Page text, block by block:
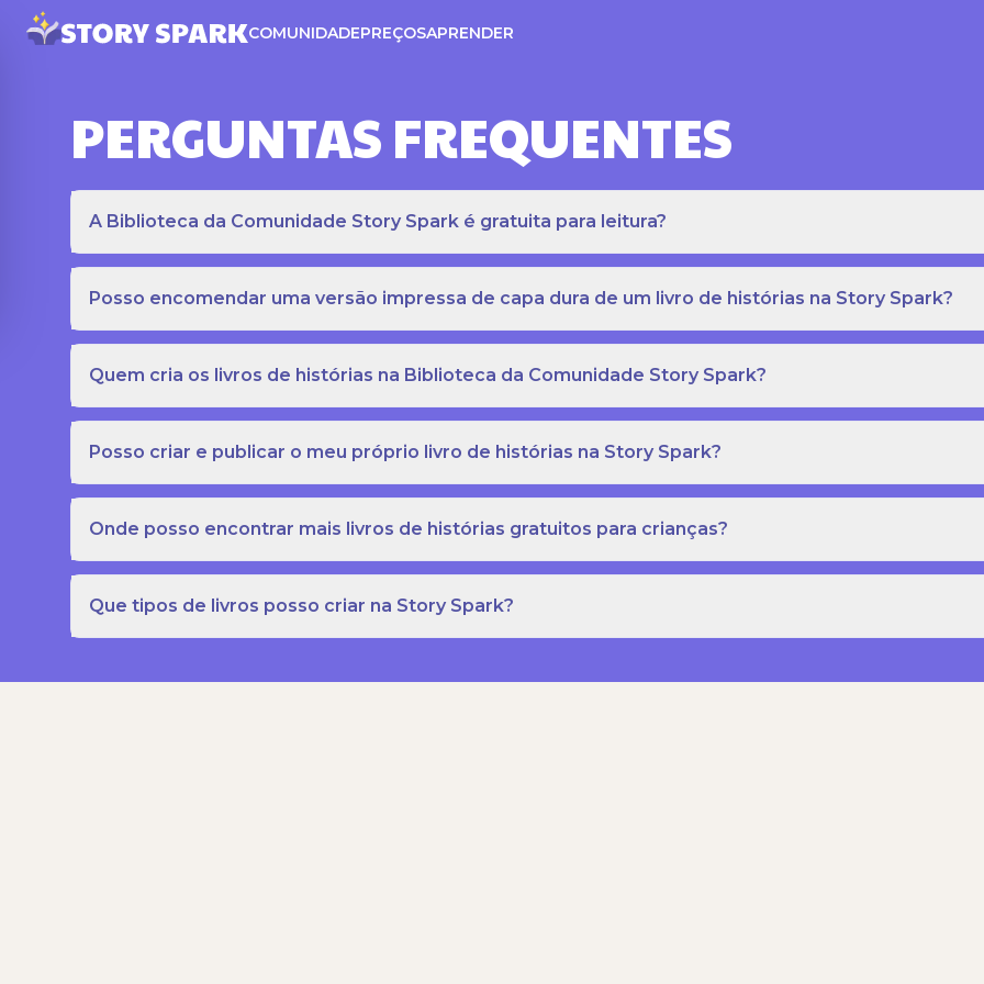
COMUNIDADEPREÇOSAPRENDER
PERGUNTAS FREQUENTES
A Biblioteca da Comunidade Story Spark é gratuita para leitura?
Posso encomendar uma versão impressa de capa dura de um livro de histórias na Story Spark?
Quem cria os livros de histórias na Biblioteca da Comunidade Story Spark?
Posso criar e publicar o meu próprio livro de histórias na Story Spark?
Onde posso encontrar mais livros de histórias gratuitos para crianças?
Que tipos de livros posso criar na Story Spark?